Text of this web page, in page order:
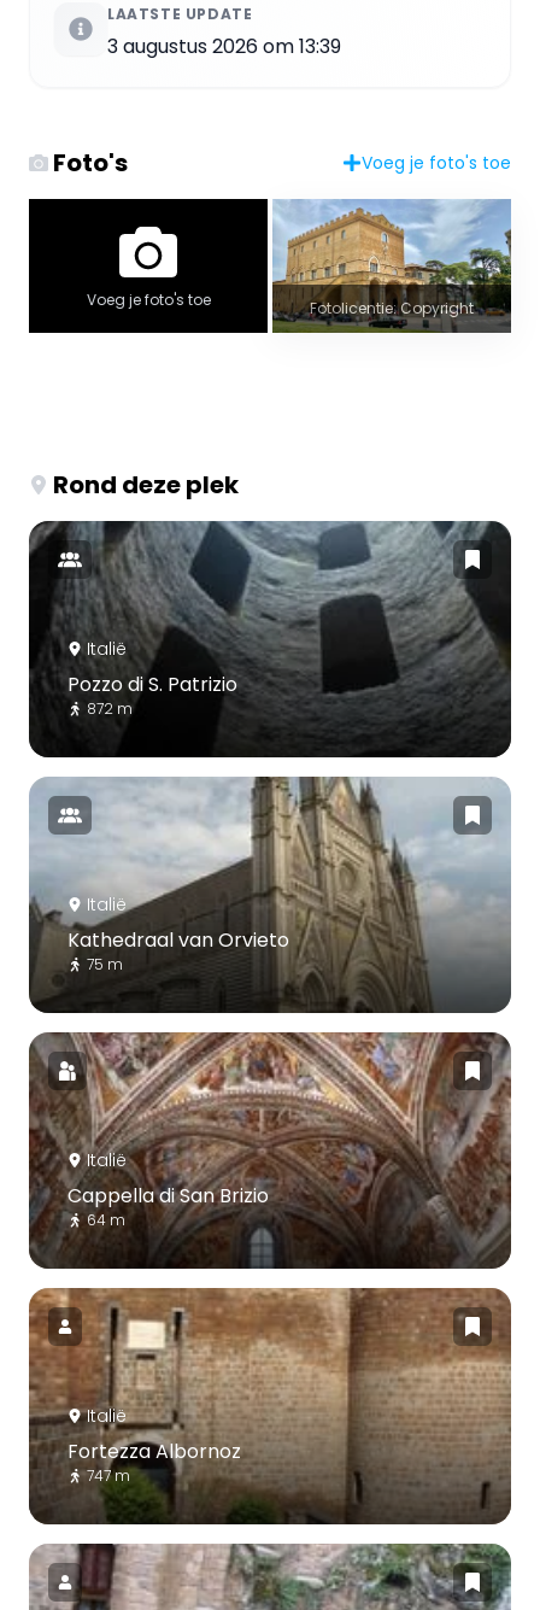
LAATSTE UPDATE
3 augustus 2026 om 13:39
Foto's Voeg je foto's toe
Voeg je foto's toe Fotolicentie: Copyright
Rond deze plek
Italië
Pozzo di S. Patrizio
872 m
Italië
Kathedraal van Orvieto
75 m
Italië
Cappella di San Brizio
64 m
Italië
Fortezza Albornoz
747 m